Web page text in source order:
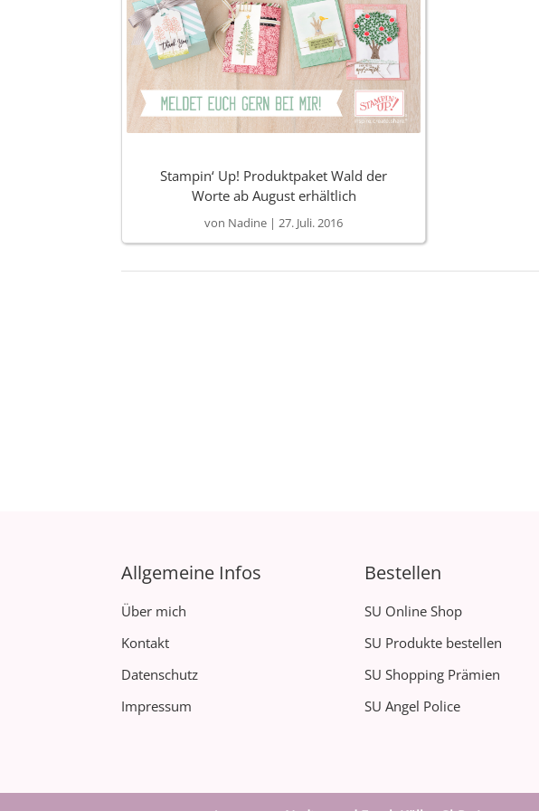
Stampin‘ Up! Produktpaket Wald der
Worte ab August erhältlich
von Nadine | 27. Juli. 2016
Allgemeine Infos
Über mich
Kontakt
Datenschutz
Impressum
Bestellen
SU Online Shop
SU Produkte bestellen
SU Shopping Prämien
SU Angel Police